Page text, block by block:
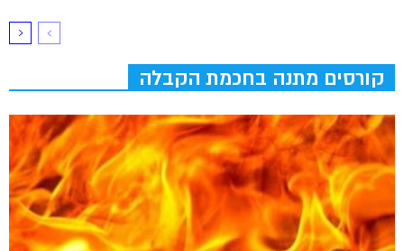
קורסים מתנה בחכמת הקבלה